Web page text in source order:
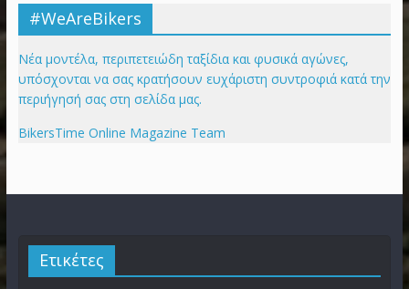
#WeAreBikers
Νέα μοντέλα, περιπετειώδη ταξίδια και φυσικά αγώνες,
υπόσχονται να σας κρατήσουν ευχάριστη συντροφιά κατά την
περιήγησή σας στη σελίδα μας.
BikersTime Online Magazine Team
Ετικέτες